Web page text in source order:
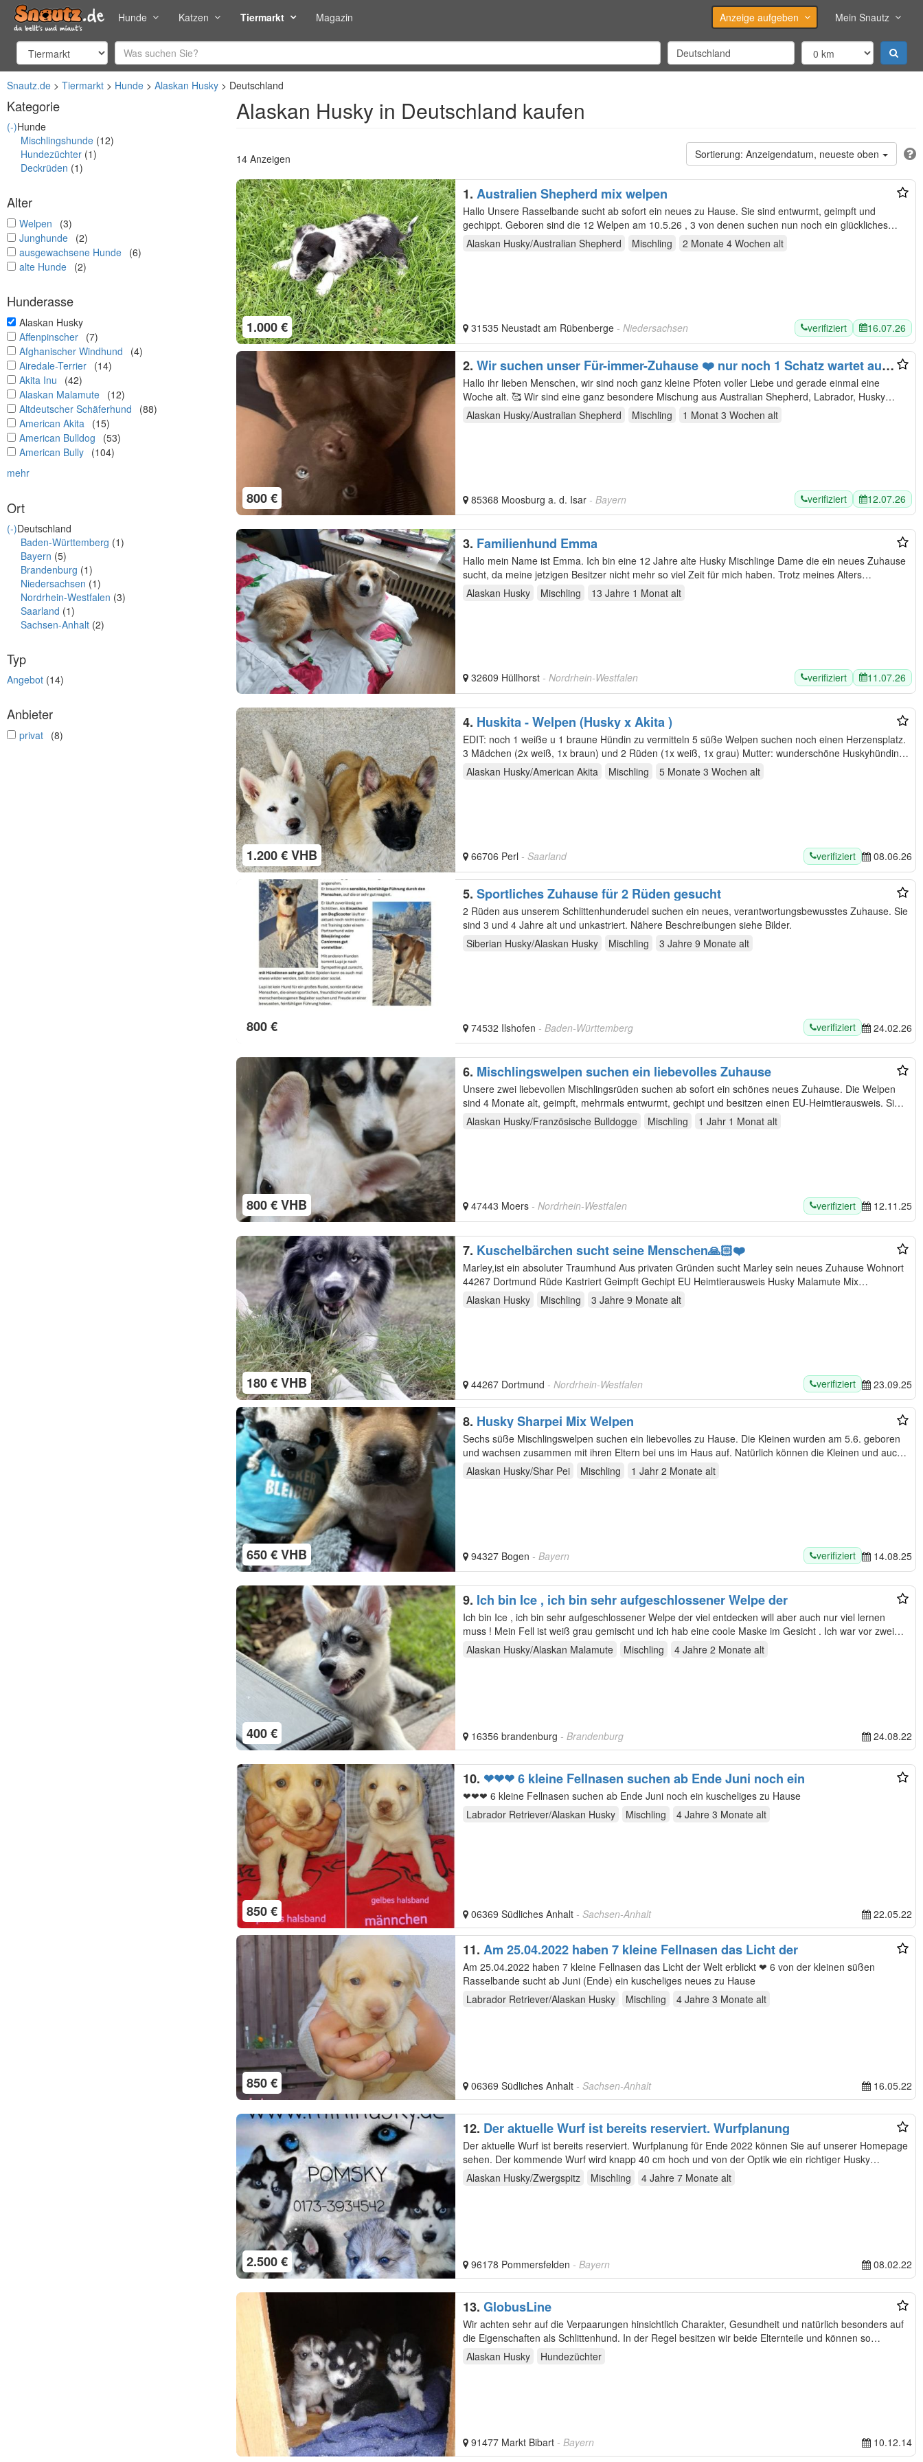
Hunde Katzen Tiermarkt Magazin Anzeige aufgeben Mein Snautz
Snautz.de Tiermarkt Hunde Alaskan Husky Deutschland
Kategorie
(-)Hunde
Mischlingshunde (12)
Hundezüchter (1)
Deckrüden (1)
Alter
undefined
Welpen
(3)
undefined
Junghunde (2)
undefined
ausgewachsene Hunde (6)
undefined
alte Hunde (2)
Hunderasse
undefined
Alaskan Husky
undefined
Affenpinscher (7)
undefined
Afghanischer Windhund
(4)
undefined
Airedale-Terrier (14)
undefined
Akita Inu
(42)
undefined
Alaskan Malamute (12)
undefined
Altdeutscher Schäferhund
(88)
undefined
American Akita (15)
undefined
American Bulldog
(53)
undefined
American Bully (104)
mehr
Ort
(-)Deutschland
Baden-Württemberg (1)
Bayern (5)
Brandenburg (1)
Niedersachsen (1)
Nordrhein-Westfalen (3)
Saarland (1)
Sachsen-Anhalt (2)
Typ
Angebot (14)
Anbieter
undefined
privat (8)
Alaskan Husky in Deutschland kaufen
Anzeigendatum, neueste oben
14 Anzeigen
1. Australien Shepherd mix welpen
1.000 €
Hallo Unsere Rasselbande sucht ab sofort ein neues zu Hause. Sie sind entwurmt, geimpft und
gechippt. Geboren sind die 12 Welpen am 10.5.26 , 3 von denen suchen nun noch ein glückliches
zu…
Alaskan Husky/Australian Shepherd Mischling 2 Monate 4 Wochen alt
31535 Neustadt am Rübenberge - Niedersachsen verifiziert 16.07.26
2. Wir suchen unser Für-immer-Zuhause ❤️ nur noch 1 Schatz wartet auf
Dich
800 €
Hallo ihr lieben Menschen, wir sind noch ganz kleine Pfoten voller Liebe und gerade einmal eine
Woche alt. 🥰 Wir sind eine ganz besondere Mischung aus Australian Shepherd, Labrador, Husky
und…
Alaskan Husky/Australian Shepherd Mischling 1 Monat 3 Wochen alt
85368 Moosburg a. d. Isar - Bayern verifiziert 12.07.26
3. Familienhund Emma
Hallo mein Name ist Emma. Ich bin eine 12 Jahre alte Husky Mischlinge Dame die ein neues Zuhause
sucht, da meine jetzigen Besitzer nicht mehr so viel Zeit für mich haben. Trotz meines Alters…
Alaskan Husky
Mischling 13 Jahre 1 Monat alt
32609 Hüllhorst - Nordrhein-Westfalen verifiziert 11.07.26
4. Huskita - Welpen (Husky x Akita )
1.200 € VHB
EDIT: noch 1 weiße u 1 braune Hündin zu vermitteln 5 süße Welpen suchen noch einen Herzensplatz.
3 Mädchen (2x weiß, 1x braun) und 2 Rüden (1x weiß, 1x grau) Mutter: wunderschöne Huskyhündin,
…
Alaskan Husky/American Akita Mischling 5 Monate 3 Wochen alt
66706 Perl - Saarland verifiziert 08.06.26
5. Sportliches Zuhause für 2 Rüden gesucht
800 €
2 Rüden aus unserem Schlittenhunderudel suchen ein neues, verantwortungsbewusstes Zuhause. Sie
sind 3 und 4 Jahre alt und unkastriert. Nähere Beschreibungen siehe Bilder.
Siberian Husky/Alaskan Husky
Mischling 3 Jahre 9 Monate alt
74532 Ilshofen - Baden-Württemberg verifiziert 24.02.26
6. Mischlingswelpen suchen ein liebevolles Zuhause
800 € VHB
Unsere zwei liebevollen Mischlingsrüden suchen ab sofort ein schönes neues Zuhause. Die Welpen
sind 4 Monate alt, geimpft, mehrmals entwurmt, gechipt und besitzen einen EU-Heimtierausweis. Sie
sind…
Alaskan Husky/Französische Bulldogge Mischling 1 Jahr 1 Monat alt
47443 Moers - Nordrhein-Westfalen verifiziert 12.11.25
7. Kuschelbärchen sucht seine Menschen🙏🏻❤️
180 € VHB
Marley,ist ein absoluter Traumhund Aus privaten Gründen sucht Marley sein neues Zuhause Wohnort
44267 Dortmund Rüde Kastriert Geimpft Gechipt EU Heimtierausweis Husky Malamute Mix…
Alaskan Husky
Mischling 3 Jahre 9 Monate alt
44267 Dortmund - Nordrhein-Westfalen verifiziert 23.09.25
8. Husky Sharpei Mix Welpen
650 € VHB
Sechs süße Mischlingswelpen suchen ein liebevolles zu Hause. Die Kleinen wurden am 5.6. geboren
und wachsen zusammen mit ihren Eltern bei uns im Haus auf. Natürlich können die Kleinen und auch
die…
Alaskan Husky/Shar Pei Mischling 1 Jahr 2 Monate alt
94327 Bogen - Bayern verifiziert 14.08.25
9. Ich bin Ice , ich bin sehr aufgeschlossener Welpe der
400 €
Ich bin Ice , ich bin sehr aufgeschlossener Welpe der viel entdecken will aber auch nur viel lernen
muss ! Mein Fell ist weiß grau gemischt und ich hab eine coole Maske im Gesicht . Ich war vor zwei…
Alaskan Husky/Alaskan Malamute
Mischling 4 Jahre 2 Monate alt
16356 brandenburg - Brandenburg 24.08.22
10. ❤❤❤ 6 kleine Fellnasen suchen ab Ende Juni noch ein
850 €
❤❤❤ 6 kleine Fellnasen suchen ab Ende Juni noch ein kuscheliges zu Hause
Labrador Retriever/Alaskan Husky
Mischling 4 Jahre 3 Monate alt
06369 Südliches Anhalt - Sachsen-Anhalt 22.05.22
11. Am 25.04.2022 haben 7 kleine Fellnasen das Licht der
850 €
Am 25.04.2022 haben 7 kleine Fellnasen das Licht der Welt erblickt ❤ 6 von der kleinen süßen
Rasselbande sucht ab Juni (Ende) ein kuscheliges neues zu Hause
Labrador Retriever/Alaskan Husky
Mischling 4 Jahre 3 Monate alt
06369 Südliches Anhalt - Sachsen-Anhalt 16.05.22
12. Der aktuelle Wurf ist bereits reserviert. Wurfplanung
2.500 €
Der aktuelle Wurf ist bereits reserviert. Wurfplanung für Ende 2022 können Sie auf unserer Homepage
sehen. Der kommende Wurf wird knapp 40 cm hoch und von der Optik wie ein richtiger Husky…
Alaskan Husky/Zwergspitz
Mischling 4 Jahre 7 Monate alt
96178 Pommersfelden - Bayern 08.02.22
13. GlobusLine
Wir achten sehr auf die Verpaarungen hinsichtlich Charakter, Gesundheit und natürlich besonders auf
die Eigenschaften als Schlittenhund. In der Regel besitzen wir beide Elternteile und können so…
Alaskan Husky
Hundezüchter
91477 Markt Bibart - Bayern 10.12.14